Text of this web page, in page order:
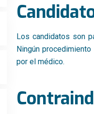
Los candidatos son
Ningún
por el médico.